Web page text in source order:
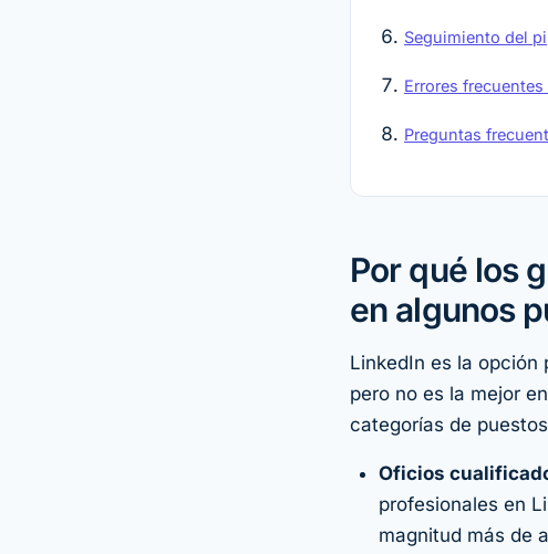
Seguimiento del
Errores
Preguntas
Por qué los
en algunos
LinkedIn es la
pero no es la mejor
categorías de
Oficios
profesionales en
magnitud más de